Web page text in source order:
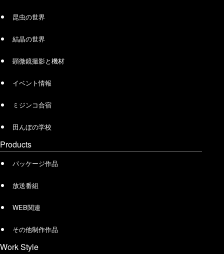
昆虫の世界
結晶の世界
顕微鏡撮影と機材
イベント情報
ミジンコ合宿
田んぼの学校
Products
パッケージ作品
放送番組
WEB関連
その他制作作品
Work Style